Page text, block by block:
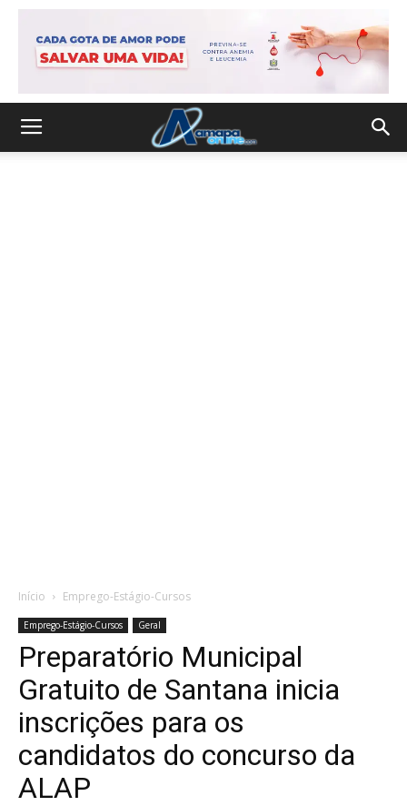
Início Emprego-Estágio-Cursos
Emprego-Estágio-Cursos Geral
Preparatório Municipal
Gratuito de Santana inicia
inscrições para os
candidatos do concurso da
ALAP